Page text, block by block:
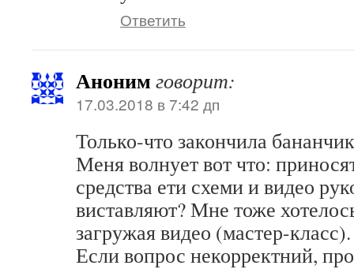
Ответить
Аноним говорит:
17.03.2018 в 7:42 дп
Только-что закончила
Меня волнует вот что:
средства ети схеми и видео
виставляют? Мне тоже
загружая видео (мастер-класс).
Если вопрос некорректний,